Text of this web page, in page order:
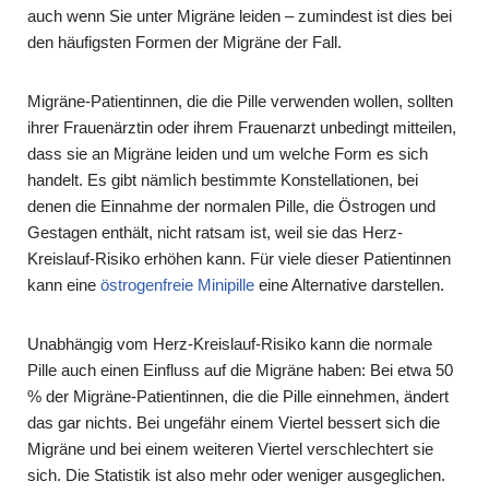
auch wenn Sie unter Migräne leiden – zumindest ist dies bei
den häufigsten Formen der Migräne der Fall.
Migräne-Patientinnen, die die Pille verwenden wollen, sollten
ihrer Frauenärztin oder ihrem Frauenarzt unbedingt mitteilen,
dass sie an Migräne leiden und um welche Form es sich
handelt. Es gibt nämlich bestimmte Konstellationen, bei
denen die Einnahme der normalen Pille, die Östrogen und
Gestagen enthält, nicht ratsam ist, weil sie das Herz-
Kreislauf-Risiko erhöhen kann. Für viele dieser Patientinnen
kann eine östrogenfreie Minipille eine Alternative darstellen.
Unabhängig vom Herz-Kreislauf-Risiko kann die normale
Pille auch einen Einfluss auf die Migräne haben: Bei etwa 50
% der Migräne-Patientinnen, die die Pille einnehmen, ändert
das gar nichts. Bei ungefähr einem Viertel bessert sich die
Migräne und bei einem weiteren Viertel verschlechtert sie
sich. Die Statistik ist also mehr oder weniger ausgeglichen.